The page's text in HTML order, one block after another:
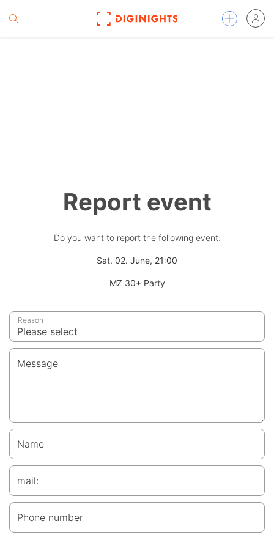
Report event
Do you want to report the following event:
Sat. 02. June, 21:00
MZ 30+ Party
Reason
Message
Name
mail:
Phone number